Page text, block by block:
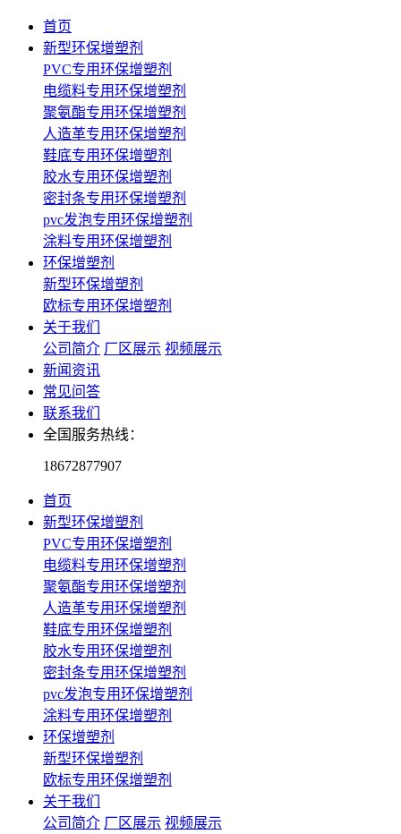
首页
新型环保增塑剂
PVC专用环保增塑剂
电缆料专用环保增塑剂
聚氨酯专用环保增塑剂
人造革专用环保增塑剂
鞋底专用环保增塑剂
胶水专用环保增塑剂
密封条专用环保增塑剂
pvc发泡专用环保增塑剂
涂料专用环保增塑剂
环保增塑剂
新型环保增塑剂
欧标专用环保增塑剂
关于我们
公司简介 厂区展示 视频展示
新闻资讯
常见问答
联系我们
全国服务热线：
18672877907
首页
新型环保增塑剂
PVC专用环保增塑剂
电缆料专用环保增塑剂
聚氨酯专用环保增塑剂
人造革专用环保增塑剂
鞋底专用环保增塑剂
胶水专用环保增塑剂
密封条专用环保增塑剂
pvc发泡专用环保增塑剂
涂料专用环保增塑剂
环保增塑剂
新型环保增塑剂
欧标专用环保增塑剂
关于我们
公司简介 厂区展示 视频展示